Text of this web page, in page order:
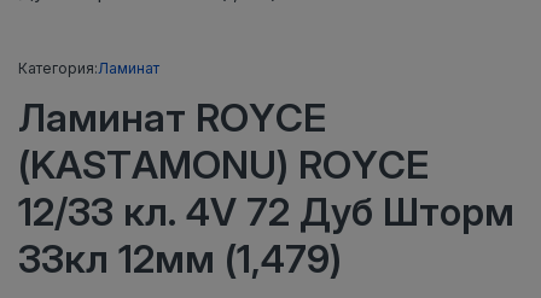
Категория:Ламинат
Ламинат ROYCE
(KASTAMONU) ROYCE
12/33 кл. 4V 72 Дуб Шторм
33кл 12мм (1,479)